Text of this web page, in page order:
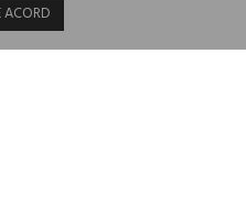
mai strâns legate
ACORD